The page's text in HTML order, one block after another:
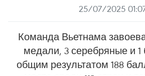
25/07/2025
Команда Вьетнама
медали, 3 серебряные и 1
общим результатом 188